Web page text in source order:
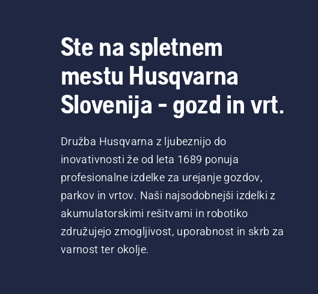
Ste na spletnem
mestu Husqvarna
Slovenija - gozd in vrt.
Družba Husqvarna z ljubeznijo do
inovativnosti že od leta 1689 ponuja
profesionalne izdelke za urejanje gozdov,
parkov in vrtov. Naši najsodobnejši izdelki z
akumulatorskimi rešitvami in robotiko
združujejo zmogljivost, uporabnost in skrb za
varnost ter okolje.